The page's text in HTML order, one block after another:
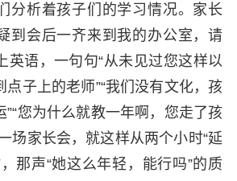
分析着孩子们的学习情况。家长
到会后一齐来到我的办公室，请
英语，一句句“从未见过您这样以
点子上的老师”“我们没有文化，孩
”“您为什么就教一年啊，您走了孩
家长会，就这样从两个小时“延
那声“她这么年轻，能行吗”的质